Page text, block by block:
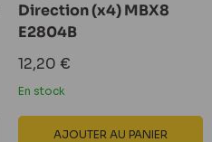
Direction (x4) MBX8
E2804B
Prix
réduit
12,20 €
En stock
AJOUTER AU PANIER